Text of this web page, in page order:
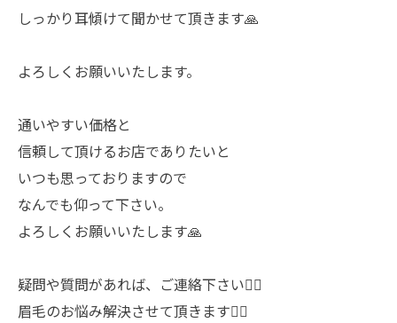
しっかり耳傾けて聞かせて頂きます🙏
よろしくお願いいたします。
通いやすい価格と
信頼して頂けるお店でありたいと
いつも思っておりますので
なんでも仰って下さい。
よろしくお願いいたします🙏
疑問や質問があれば、ご連絡下さい🙋‍♀️
眉毛のお悩み解決させて頂きます🙇‍♀️